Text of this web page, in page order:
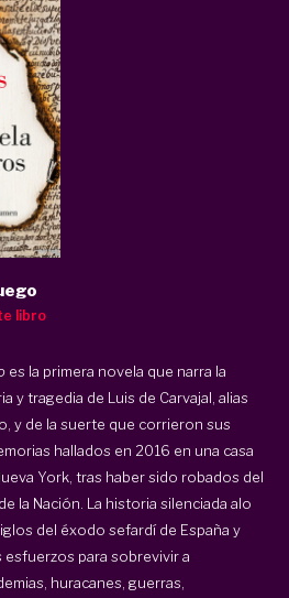
libro
es la primera novela que narra la
y tragedia de Luis de Carvajal, alias
y de la suerte que corrieron sus
hallados en 2016 en una casa
York, tras haber sido robados del
la Nación. La historia silenciada alo
del éxodo sefardí de España y
esfuerzos para sobrevivir a
huracanes, guerras,